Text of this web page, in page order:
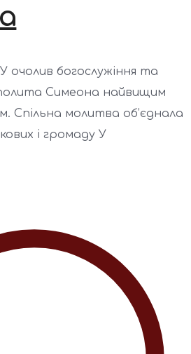
богослужіння та
Симеона найвищим
Спільна молитва об’єднала
і громаду У